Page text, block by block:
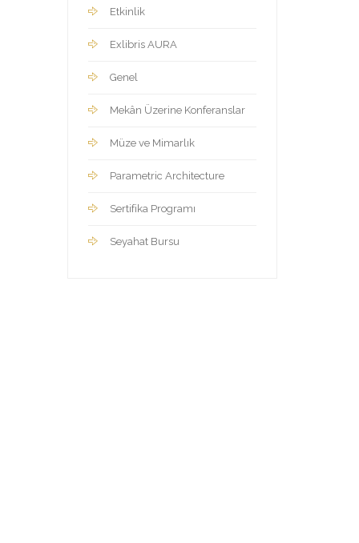
Etkinlik
Exlibris AURA
Genel
Mekân Üzerine Konferanslar
Müze ve Mimarlık
Parametric Architecture
Sertifika Programı
Seyahat Bursu